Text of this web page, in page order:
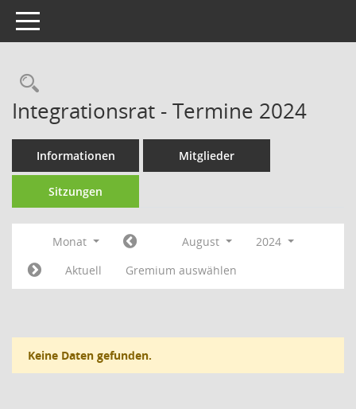
Toggle navigation
Rechercheauswahl
Integrationsrat - Termine 2024
Informationen Mitglieder
Sitzungen
Monat August
2024
Aktuell
Gremium auswählen
Keine Daten gefunden.